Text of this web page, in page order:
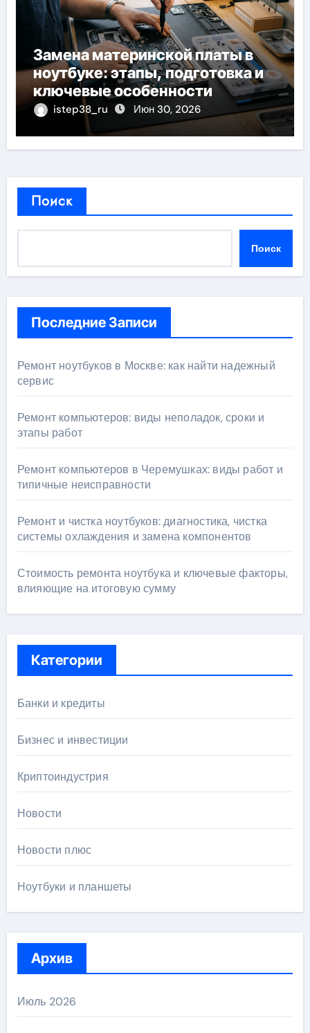
Замена материнской платы в
ноутбуке: этапы, подготовка и
ключевые особенности
istep38_ru Июн 30, 2026
Поиск
Поиск
Последние Записи
Ремонт ноутбуков в Москве: как найти надежный
сервис
Ремонт компьютеров: виды неполадок, сроки и
этапы работ
Ремонт компьютеров в Черемушках: виды работ и
типичные неисправности
Ремонт и чистка ноутбуков: диагностика, чистка
системы охлаждения и замена компонентов
Стоимость ремонта ноутбука и ключевые факторы,
влияющие на итоговую сумму
Категории
Банки и кредиты
Бизнес и инвестиции
Криптоиндустрия
Новости
Новости плюс
Ноутбуки и планшеты
Архив
Июль 2026